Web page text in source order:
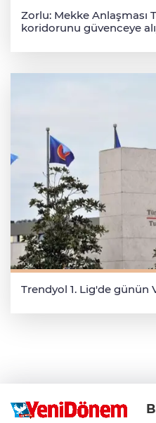
Zorlu: Mekke Anlaşması
koridorunu güvenceye
Trendyol 1. Lig'de günün